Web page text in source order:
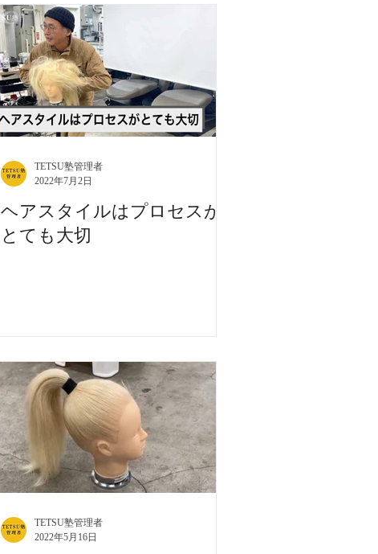
ヘアスタイルはプロセスが
とても大切
TETSU塾管理者
2022年7月2日
TETSU塾管理者
2022年5月16日